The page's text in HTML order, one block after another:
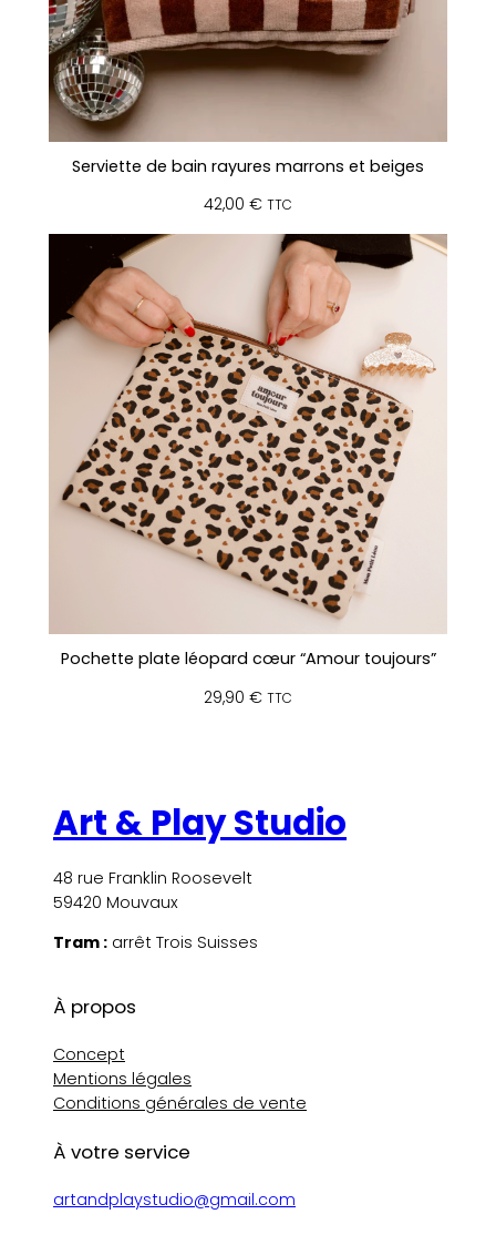
Serviette de bain rayures marrons et beiges
42,00 € TTC
Pochette plate léopard cœur “Amour toujours”
29,90 € TTC
Art & Play Studio
48 rue Franklin Roosevelt
59420 Mouvaux
Tram : arrêt Trois Suisses
À propos
Concept
Mentions légales
Conditions générales de vente
À votre service
artandplaystudio@gmail.com